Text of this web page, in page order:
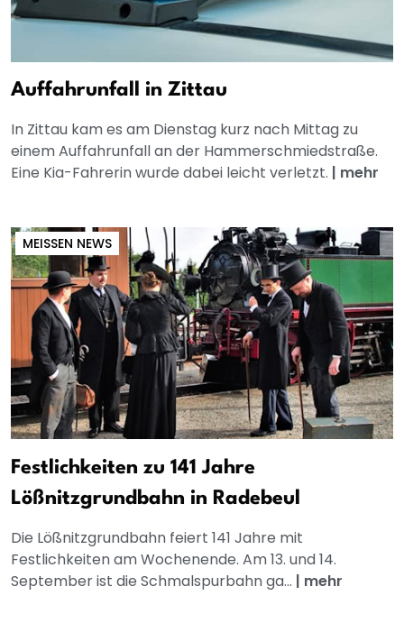
Auffahrunfall in Zittau
In Zittau kam es am Dienstag kurz nach Mittag zu
einem Auffahrunfall an der Hammerschmiedstraße.
Eine Kia-Fahrerin wurde dabei leicht verletzt. | mehr
MEISSEN NEWS
Festlichkeiten zu 141 Jahre
Lößnitzgrundbahn in Radebeul
Die Lößnitzgrundbahn feiert 141 Jahre mit
Festlichkeiten am Wochenende. Am 13. und 14.
September ist die Schmalspurbahn ga... | mehr